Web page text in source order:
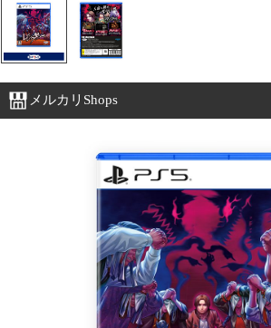
メルカリShops